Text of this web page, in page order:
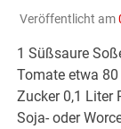
Veröffentlicht am
1 Süßsaure
Tomate etwa
Zucker 0,1 Liter
Soja- oder